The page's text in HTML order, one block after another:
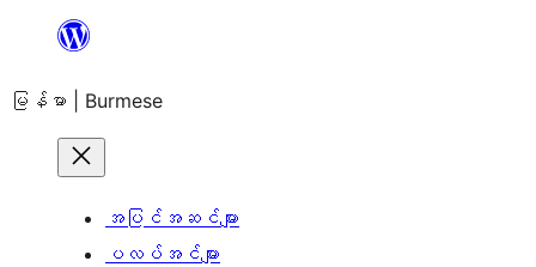
အကြောင်းအရာ
ကျော်သွား
မြန်မာ | Burmese
အပြင်အဆင်များ
ပလပ်အင်များ